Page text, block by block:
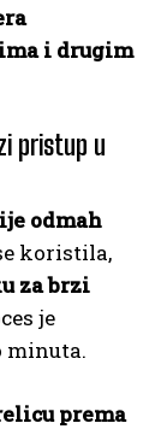
i drugim
pristup u
odmah
koristila,
za brzi
je
minuta.
prema